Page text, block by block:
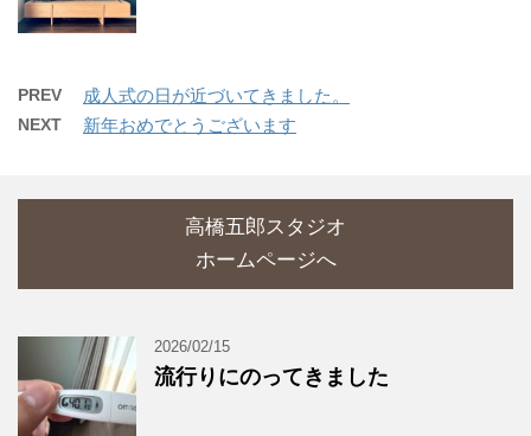
PREV 成人式の日が近づいてきました。
NEXT 新年おめでとうございます
高橋五郎スタジオ
ホームページへ
2026/02/15
流行りにのってきました